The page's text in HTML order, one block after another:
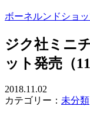
ボーネルンドショ
ジク社ミニ
ット発売（
2018.11.02
カテゴリー： 未分類